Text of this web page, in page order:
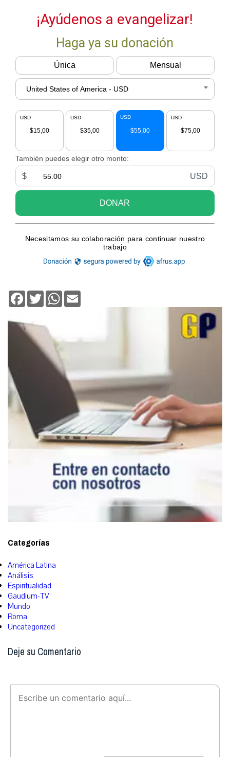
Facebook
TwitterWhatsApp
Categorías
América Latina
Análisis
Espiritualidad
Gaudium-TV
Mundo
Roma
Uncategorized
Deje su Comentario